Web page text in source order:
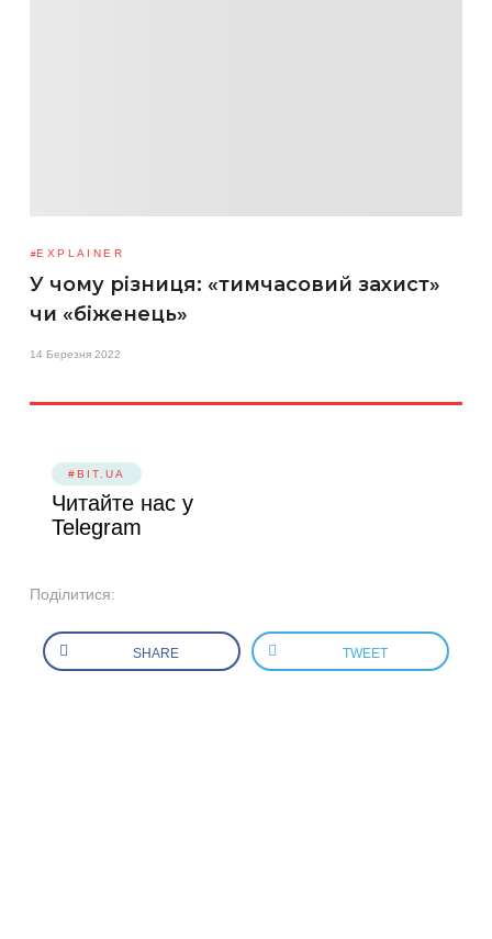
EXPLAINER
У чому різниця: «тимчасовий захист»
чи «біженець»
14 Березня 2022
#BIT.UA
Читайте нас у
Telegram
Поділитися:
SHARE TWEET